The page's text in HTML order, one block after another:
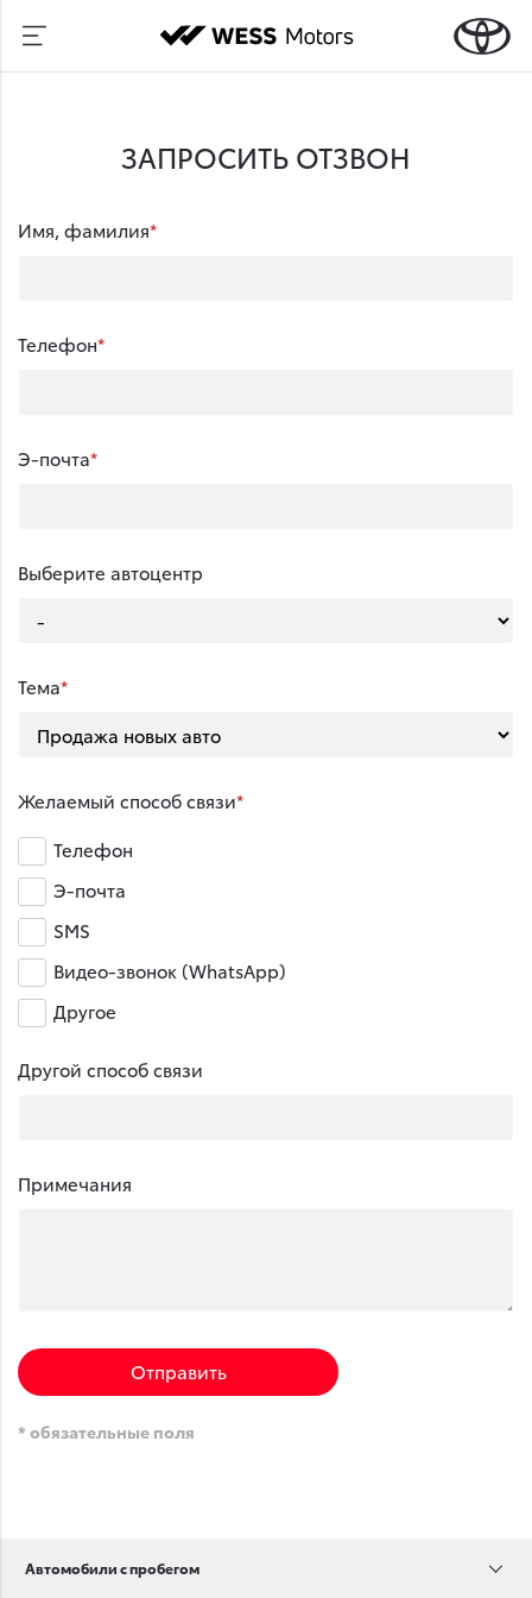
ЗАПРОСИТЬ ОТЗВОН
Имя, фамилия
Телефон
Э-почта
Выберите автоцентр
Тема
Желаемый способ связи
Телефон
Э-почта
SMS
Видео-звонок (WhatsApp)
Другое
Другой способ связи
Примечания
Отправить
* обязательные поля
Автомобили с пробегом